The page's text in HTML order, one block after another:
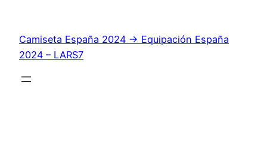
contenido
Camiseta España 2024 → Equipación España
2024 – LARS7